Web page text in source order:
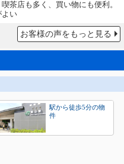
茶店も多く、買い物にも便利。
よい
お客様の声をもっと見る
駅から徒歩5分の物
件